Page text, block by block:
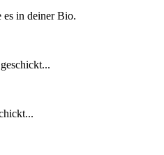
es in deiner Bio.